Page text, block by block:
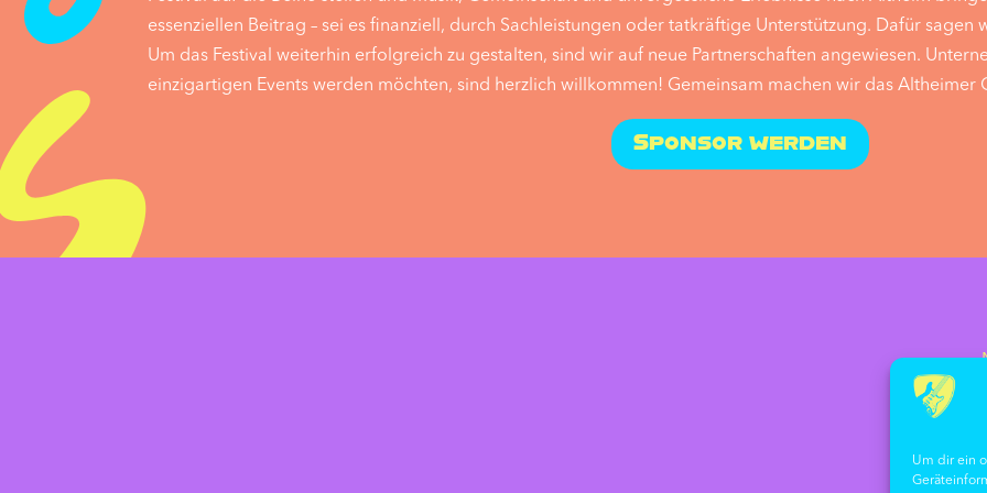
Um dir ein
essenziellen Beitrag – sei es finanziell, durch Sachleistungen oder tatkräftige Unterstützung. Dafür sagen
Um das Festival weiterhin erfolgreich zu gestalten, sind wir auf neue Partnerschaften angewiesen.
einzigartigen Events werden möchten, sind herzlich willkommen! Gemeinsam machen wir das Altheimer
Sponsor werden